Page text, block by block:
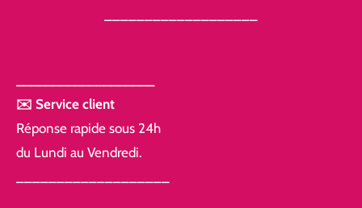
✉️ Service client
Réponse rapide sous 24h
du Lundi au Vendredi.